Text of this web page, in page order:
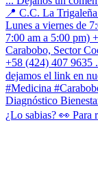
¿Lo sabias? 👀